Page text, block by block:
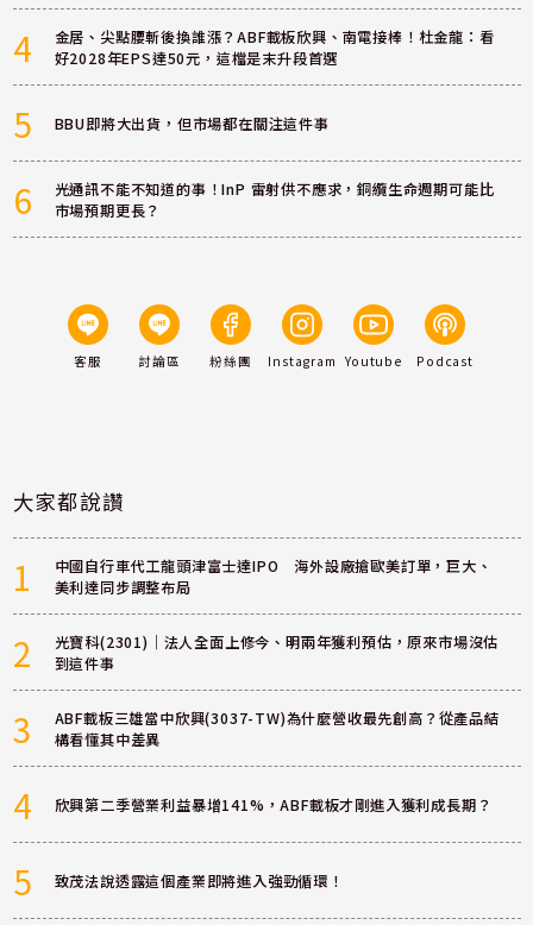
4
金居、尖點腰斬後換誰漲？ABF載板欣興、南電接棒！杜金龍：看
好2028年EPS達50元，這檔是末升段首選
5 BBU即將大出貨，但市場都在關注這件事
6
光通訊不能不知道的事！InP 雷射供不應求，銅纜生命週期可能比
市場預期更長？
客服 討論區 粉絲團 Instagram Youtube Podcast
大家都說讚
1
中國自行車代工龍頭津富士達IPO 海外設廠搶歐美訂單，巨大、
美利達同步調整布局
2
光寶科(2301)｜法人全面上修今、明兩年獲利預估，原來市場沒估
到這件事
3
ABF載板三雄當中欣興(3037-TW)為什麼營收最先創高？從產品結
構看懂其中差異
4 欣興第二季營業利益暴增141%，ABF載板才剛進入獲利成長期？
5 致茂法說透露這個產業即將進入強勁循環！